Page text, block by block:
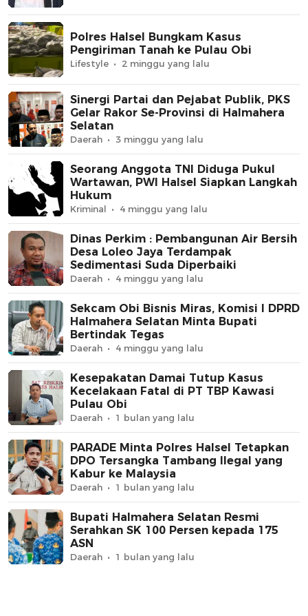
Polres Halsel Bungkam Kasus
Pengiriman Tanah ke Pulau Obi
Lifestyle 2 minggu yang lalu
Sinergi Partai dan Pejabat Publik, PKS
Gelar Rakor Se-Provinsi di Halmahera
Selatan
Daerah 3 minggu yang lalu
Seorang Anggota TNI Diduga Pukul
Wartawan, PWI Halsel Siapkan Langkah
Hukum
Kriminal 4 minggu yang lalu
Dinas Perkim : Pembangunan Air Bersih
Desa Loleo Jaya Terdampak
Sedimentasi Suda Diperbaiki
Daerah 4 minggu yang lalu
Sekcam Obi Bisnis Miras, Komisi I DPRD
Halmahera Selatan Minta Bupati
Bertindak Tegas
Daerah 4 minggu yang lalu
Kesepakatan Damai Tutup Kasus
Kecelakaan Fatal di PT TBP Kawasi
Pulau Obi
Daerah 1 bulan yang lalu
PARADE Minta Polres Halsel Tetapkan
DPO Tersangka Tambang Ilegal yang
Kabur ke Malaysia
Daerah 1 bulan yang lalu
Bupati Halmahera Selatan Resmi
Serahkan SK 100 Persen kepada 175
ASN
Daerah 1 bulan yang lalu